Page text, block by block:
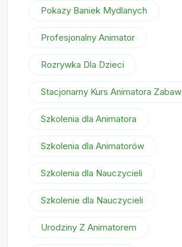
Pokazy Baniek Mydlanych
Profesjonalny Animator
Rozrywka Dla Dzieci
Stacjonarny Kurs Animatora Zabaw
Szkolenia dla Animatora
Szkolenia dla Animatorów
Szkolenia dla Nauczycieli
Szkolenie dla Nauczycieli
Urodziny Z Animatorem